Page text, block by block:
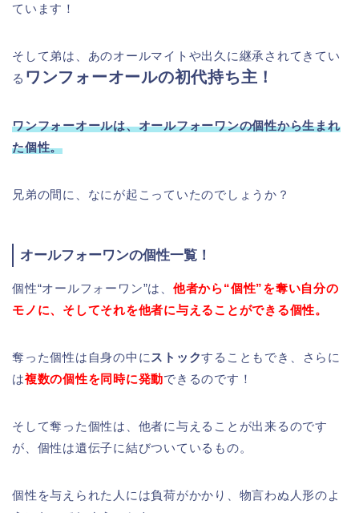
ています！
そして弟は、あのオールマイトや出久に継承されてきてい
る ワンフォーオールの初代持ち主！
ワンフォーオールは、オールフォーワンの個性から生まれ
た個性。
兄弟の間に、なにが起こっていたのでしょうか？
オールフォーワンの個性一覧！
個性“オールフォーワン”は、 他者から“個性”を奪い自分の
モノに、そしてそれを他者に与えることができる個性。
奪った個性は自身の中に ストックすることもでき、さらに
は複数の個性を同時に発動できるのです！
そして奪った個性は、他者に与えることが出来るのです
が、個性は遺伝子に結びついているもの。
個性を与えられた人には負荷がかかり、物言わぬ人形のよ